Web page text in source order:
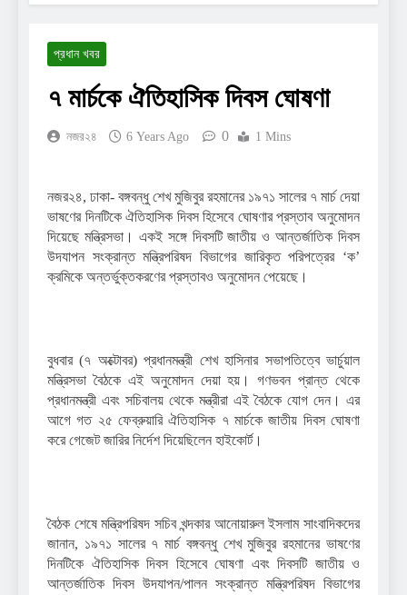
প্রধান খবর
৭ মার্চকে ঐতিহাসিক দিবস ঘোষণা
নজর২৪ 6 Years Ago 0 1 Mins
নজর২৪, ঢাকা- বঙ্গবন্ধু শেখ মুজিবুর রহমানের ১৯৭১ সালের ৭ মার্চ দেয়া
ভাষণের দিনটিকে ঐতিহাসিক দিবস হিসেবে ঘোষণার প্রস্তাব অনুমোদন
দিয়েছে মন্ত্রিসভা। একই সঙ্গে দিবসটি জাতীয় ও আন্তর্জাতিক দিবস
উদযাপন সংক্রান্ত মন্ত্রিপরিষদ বিভাগের জারিকৃত পরিপত্রের ‘ক’
ক্রমিকে অন্তর্ভুক্তকরণের প্রস্তাবও অনুমোদন পেয়েছে।
বুধবার (৭ অক্টোবর) প্রধানমন্ত্রী শেখ হাসিনার সভাপতিত্বে ভার্চুয়াল
মন্ত্রিসভা বৈঠকে এই অনুমোদন দেয়া হয়। গণভবন প্রান্ত থেকে
প্রধানমন্ত্রী এবং সচিবালয় থেকে মন্ত্রীরা এই বৈঠকে যোগ দেন। এর
আগে গত ২৫ ফেব্রুয়ারি ঐতিহাসিক ৭ মার্চকে জাতীয় দিবস ঘোষণা
করে গেজেট জারির নির্দেশ দিয়েছিলেন হাইকোর্ট।
বৈঠক শেষে মন্ত্রিপরিষদ সচিব খন্দকার আনোয়ারুল ইসলাম সাংবাদিকদের
জানান, ১৯৭১ সালের ৭ মার্চ বঙ্গবন্ধু শেখ মুজিবুর রহমানের ভাষণের
দিনটিকে ঐতিহাসিক দিবস হিসেবে ঘোষণা এবং দিবসটি জাতীয় ও
আন্তর্জাতিক দিবস উদযাপন/পালন সংক্রান্ত মন্ত্রিপরিষদ বিভাগের